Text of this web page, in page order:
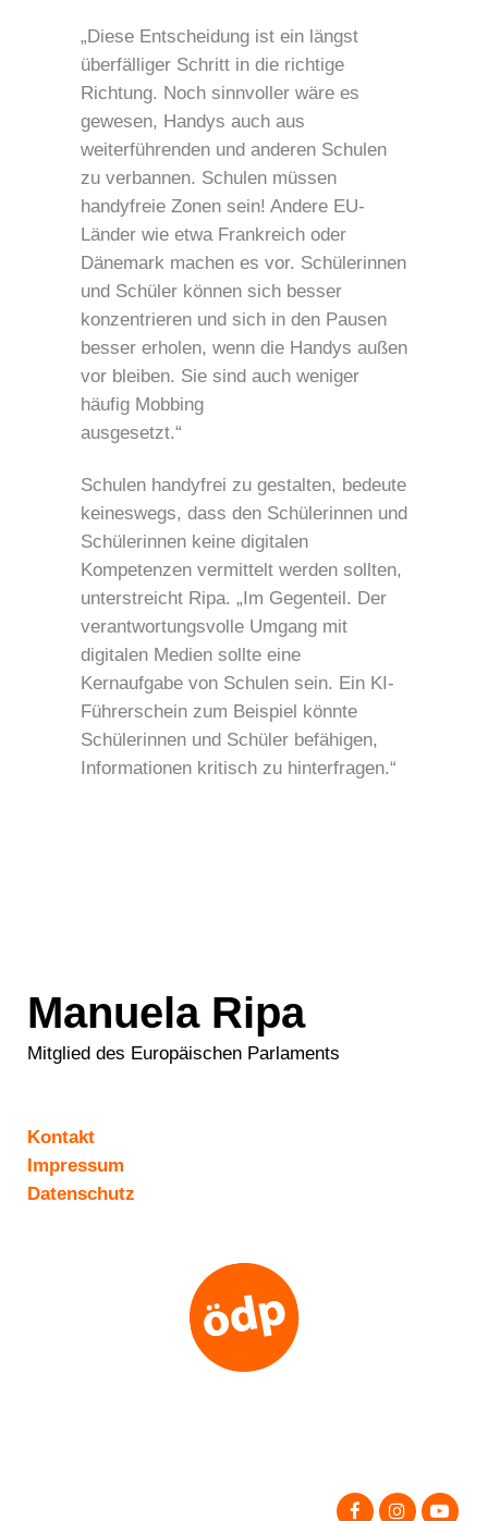
„Diese Entscheidung ist ein längst
überfälliger Schritt in die richtige
Richtung. Noch sinnvoller wäre es
gewesen, Handys auch aus
weiterführenden und anderen Schulen
zu verbannen. Schulen müssen
handyfreie Zonen sein! Andere EU-
Länder wie etwa Frankreich oder
Dänemark machen es vor. Schülerinnen
und Schüler können sich besser
konzentrieren und sich in den Pausen
besser erholen, wenn die Handys außen
vor bleiben. Sie sind auch weniger
häufig Mobbing
Schulen handyfrei zu gestalten, bedeute
keineswegs, dass den Schülerinnen und
Schülerinnen keine digitalen
Kompetenzen vermittelt werden sollten,
unterstreicht Ripa. „Im Gegenteil. Der
verantwortungsvolle Umgang mit
digitalen Medien sollte eine
Kernaufgabe von Schulen sein. Ein KI-
Führerschein zum Beispiel könnte
Schülerinnen und Schüler befähigen,
Informationen kritisch zu hinterfragen.“
Manuela Ripa
Mitglied des Europäischen Parlaments
Kontakt
Impressum
Datenschutz